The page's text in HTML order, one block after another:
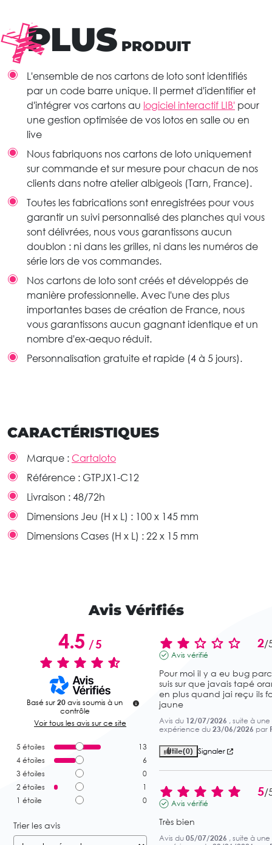
PLUS PRODUIT
L'ensemble de nos cartons de loto sont identifiés
par un code barre unique. Il permet d'identifier et
d'intégrer vos cartons au logiciel interactif LIB' pour
une gestion optimisée de vos lotos en salle ou en
live
Nous fabriquons nos cartons de loto uniquement
sur commande et sur mesure pour chacun de nos
clients dans notre atelier albigeois (Tarn, France).
Toutes les fabrications sont enregistrées pour vous
garantir un suivi personnalisé des planches qui vous
sont délivrées, nous vous garantissons aucun
doublon : ni dans les grilles, ni dans les numéros de
série lors de vos commandes.
Nos cartons de loto sont créés et développés de
manière professionnelle. Avec l'une des plus
importantes bases de création de France, nous
vous garantissons aucun gagnant identique et un
nombre d'ex-aequo réduit.
Personnalisation gratuite et rapide (4 à 5 jours).
CARACTÉRISTIQUES
Marque : Cartaloto
Référence : GTPJX1-C12
Livraison : 48/72h
Dimensions Jeu (H x L) : 100 x 145 mm
Dimensions Cases (H x L) : 22 x 15 mm
Avis Vérifiés
4.5/5
Basé sur 20 avis soumis à un
contrôle
Voir tous les avis sur ce site
5 étoiles
13
4 étoiles
6
3 étoiles
0
2 étoiles
1
1 étoile 0
Trier les avis
2/
Avis vérifié
Pour moi il y a eu bug
suis sur que javais tapé
en plus quand jai reçu ils
jaune
Avis du 12/07/2026 , suite à une
expérience du 23/06/2026 par
Utile(0) Signaler
5/
Avis vérifié
Très bien
Avis du 05/07/2026 , suite à une